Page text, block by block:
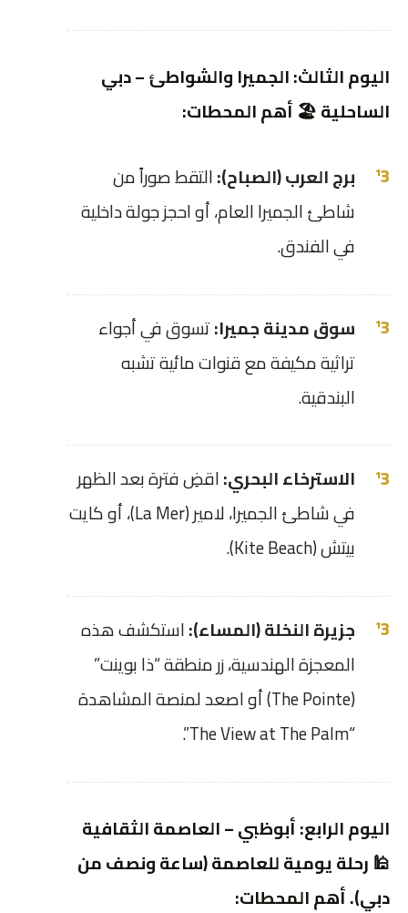
اليوم الثالث: الجميرا والشواطئ – دبي
الساحلية 🏖️ أهم المحطات:
برج العرب (الصباح):التقط صوراً من
شاطئ الجميرا العام، أو احجز جولة داخلية
في الفندق.
سوق مدينة جميرا:تسوق في أجواء
تراثية مكيفة مع قنوات مائية تشبه
البندقية.
الاسترخاء البحري:اقضِ فترة بعد الظهر
في شاطئ الجميرا، لامير (La Mer)، أو كايت
بيتش (Kite Beach).
جزيرة النخلة (المساء):استكشف هذه
المعجزة الهندسية، زر منطقة “ذا بوينت”
(The Pointe) أو اصعد لمنصة المشاهدة
“The View at The Palm”.
اليوم الرابع: أبوظبي – العاصمة الثقافية
🕌 رحلة يومية للعاصمة (ساعة ونصف من
دبي). أهم المحطات: